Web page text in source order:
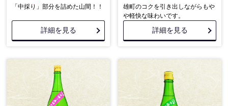
「中採り」部分を詰めた山間！！
詳細を見る
雄町のコクを引き出しながらもや
や軽快な味わいです。
詳細を見る